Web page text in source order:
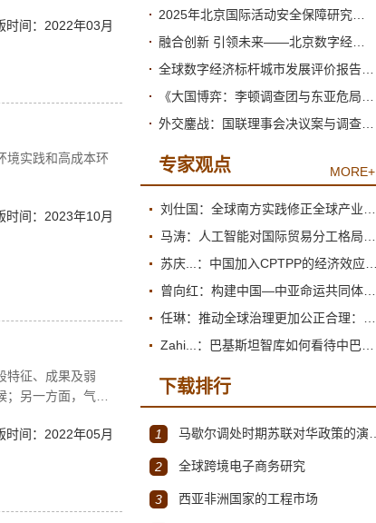
时间：2022年03月
境实践和高成本环
时间：2023年10月
特征、成果及弱
另一方面，气候
门协调推进、创新
。在水环境治理
必然选择；三是
低固体废物对气候
时间：2022年05月
专家观点 MORE+
下载排行
1 马歇尔调处时期苏联对华政策的演变（1945年12月～1947年1月）
2 全球跨境电子商务研究
3 西亚非洲国家的工程市场